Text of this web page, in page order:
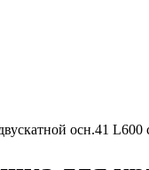
осн.41 L600